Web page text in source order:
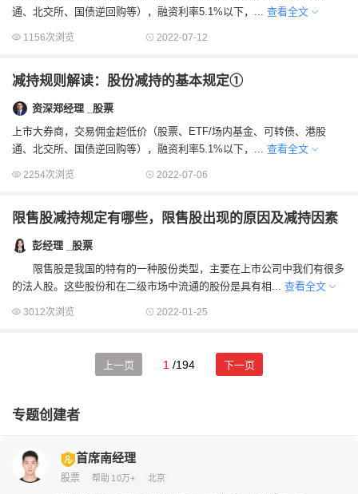
通、北交所、国债逆回购等），融资利率5.1%以下，... 查看全文
1156次浏览 2022-07-12
减持规则解读：股份减持的基本规定①
资深郑经理 _股票
上市大券商，交易佣金超低价（股票、ETF/场内基金、可转债、港股
通、北交所、国债逆回购等），融资利率5.1%以下，... 查看全文
2254次浏览 2022-07-06
限售股减持规定有哪些，限售股出现的原因及减持因素
彭经理 _股票
限售股是我国的特有的一种股份类型，主要在上市公司中我们有很多
的法人股。这些股份和在二级市场中流通的股份是具有相... 查看全文
3012次浏览 2022-01-25
上一页 1 /194 下一页
专题创建者
首席南经理
股票 帮助 10万+ 北京